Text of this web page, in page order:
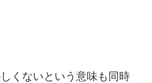
くないという意味も同時